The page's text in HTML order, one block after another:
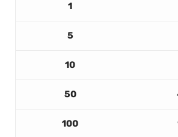
1
5
10
50
100